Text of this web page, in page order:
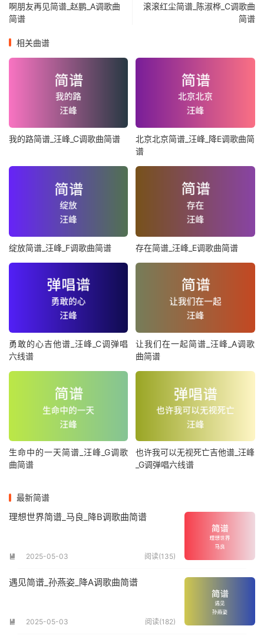
啊朋友再见简谱_赵鹏_A调歌曲
简谱
滚滚红尘简谱_陈淑桦_C调歌曲
简谱
相关曲谱
我的路简谱_汪峰_C调歌曲简谱
北京北京简谱_汪峰_降E调歌曲简
谱
绽放简谱_汪峰_F调歌曲简谱 存在简谱_汪峰_E调歌曲简谱
勇敢的心吉他谱_汪峰_C调弹唱
六线谱
让我们在一起简谱_汪峰_A调歌
曲简谱
生命中的一天简谱_汪峰_G调歌
曲简谱
也许我可以无视死亡吉他谱_汪峰
_G调弹唱六线谱
最新简谱
理想世界简谱_马良_降B调歌曲简谱
 2025-05-03 阅读(135)
遇见简谱_孙燕姿_降A调歌曲简谱
 2025-05-03 阅读(182)